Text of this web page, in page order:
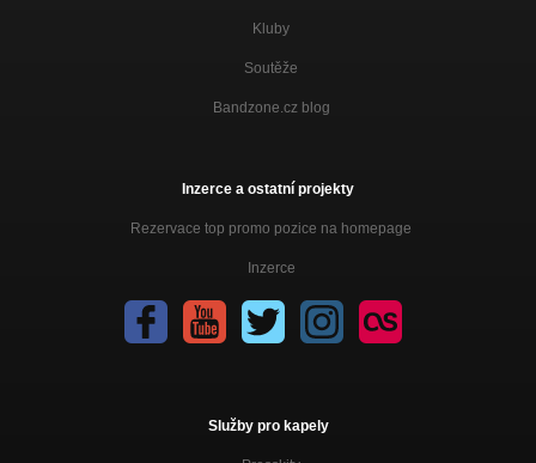
Kluby
Soutěže
Bandzone.cz blog
Inzerce a ostatní projekty
Rezervace top promo pozice na homepage
Inzerce
Služby pro kapely